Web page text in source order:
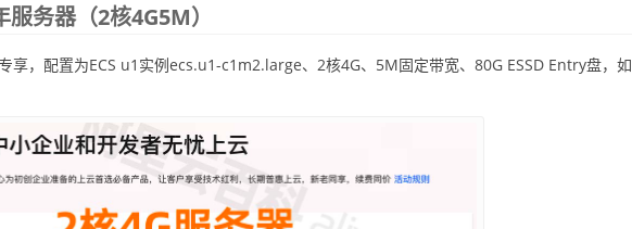
务器（2核4G5M）
享，配置为ECS u1实例ecs.u1-c1m2.large、2核4G、5M固定带宽、80G ESSD Entry盘，如